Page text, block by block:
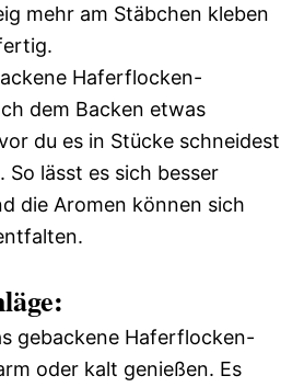
mehr am Stäbchen kleben
Haferflocken-
dem Backen etwas
du es in Stücke schneidest
So lässt es sich besser
die Aromen können sich
gebackene Haferflocken-
oder kalt genießen. Es